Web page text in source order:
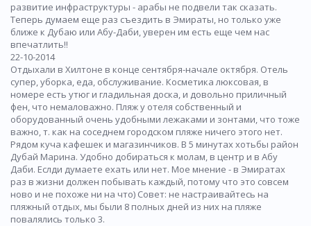
развитие инфраструктуры - арабы не подвели так сказать.
Теперь думаем еще раз съездить в Эмираты, но только уже
ближе к Дубаю или Абу-Даби, уверен им есть еще чем нас
впечатлить!!
22-10-2014
Отдыхали в Хилтоне в конце сентября-начале октября. Отель
супер, уборка, еда, обслуживание. Косметика люксовая, в
номере есть утюг и гладильная доска, и довольно приличный
фен, что немаловажно. Пляж у отеля собственный и
оборудованный очень удобными лежаками и зонтами, что тоже
важно, т. как на соседнем городском пляже ничего этого нет.
Рядом куча кафешек и магазинчиков. В 5 минутах хотьбы район
Дубай Марина. Удобно добираться к молам, в центр и в Абу
Даби. Еслди думаете ехать или нет. Мое мнение - в Эмиратах
раз в жизни должен побывать каждый, потому что это совсем
ново и не похоже ни на что) Совет: не настраивайтесь на
пляжный отдых, мы были 8 полных дней из них на пляже
повалялись только 3.